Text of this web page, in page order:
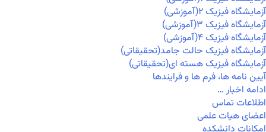
آزمایشگاه فیزیک ۲(آموزشی)
آزمایشگاه فیزیک ۳(آموزشی)
آزمایشگاه فیزیک ۴(آموزشی)
آزمایشگاه فیزیک حالت جامد(تحقیقاتی)
آزمایشگاه فیزیک هسته ای(تحقیقاتی)
آیین نامه ها، فرم ها و فرایندها
ادامه اخبار …
اطلاعات تماس
اعضای هیات علمی